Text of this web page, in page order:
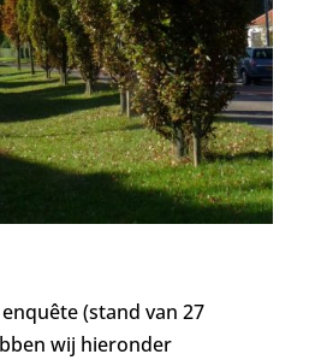
(stand van 27
wij hieronder